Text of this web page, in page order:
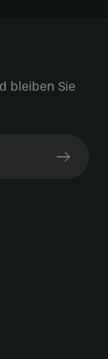
bleiben Sie